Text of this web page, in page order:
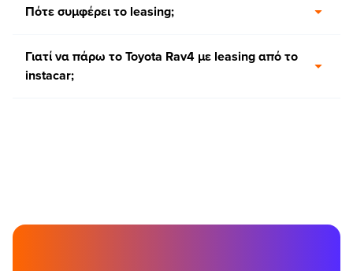
Πότε συμφέρει το leasing;
Γιατί να πάρω το Toyota Rav4 με leasing από το
instacar;